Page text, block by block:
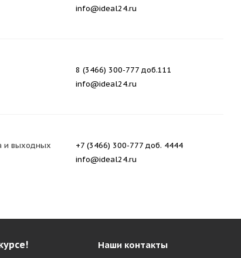
info@ideal24.ru
8 (3466) 300-777 доб.111
info@ideal24.ru
и выходных
+7 (3466) 300-777 доб. 4444
info@ideal24.ru
Наши контакты